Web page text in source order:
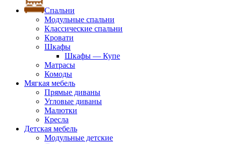
Спальни
Модульные спальни
Классические спальни
Кровати
Шкафы
Шкафы — Купе
Матрасы
Комоды
Мягкая мебель
Прямые диваны
Угловые диваны
Малютки
Кресла
Детская мебель
Модульные детские